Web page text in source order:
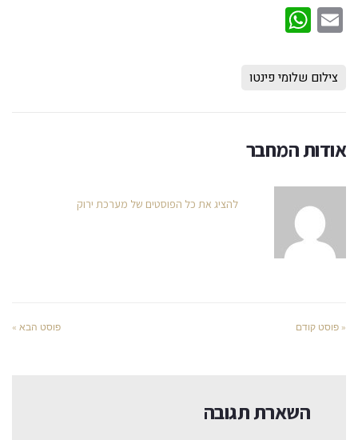
Email
צילום שלומי פינטו
אודות המחבר
להציג את כל הפוסטים של מערכת ירוק
« פוסט קודם פוסט הבא »
השארת תגובה